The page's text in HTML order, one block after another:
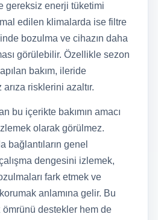
gereksiz enerji tüketimi
edilen klimalarda ise filtre
bozulma ve cihazın daha
görülebilir. Özellikle sezon
bakım, ileride
risklerini azaltır.
bu içerikte bakımın amacı
olarak görülmez.
bağlantıların genel
dengesini izlemek,
fark etmek ve
anlamına gelir. Bu
ömrünü destekler hem de